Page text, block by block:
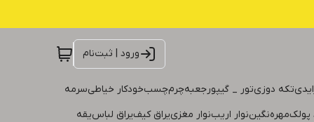
ورود | ثبت‌نام
تکه دوزیتور _ گیپورجعبهچرمچسبخودکار خیاطیسرمه
پولکمهرهنگیننوار اریبنوار مغزییراق کیفیراق لباسیقه